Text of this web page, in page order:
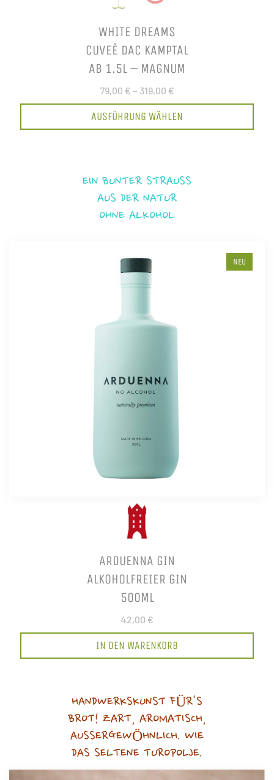
WHITE DREAMS
CUVEÈ DAC KAMPTAL
AB 1.5L – MAGNUM
79,00 € – 319,00 €
AUSFÜHRUNG WÄHLEN
EIN BUNTER STRAUSS
AUS DER NATUR
OHNE ALKOHOL
NEU
ARDUENNA GIN
ALKOHOLFREIER GIN
500ML
42,00 €
IN DEN WARENKORB
HANDWERKSKUNST FÜR'S
BROT! ZART, AROMATISCH,
AUSSERGEWÖHNLICH. WIE
DAS SELTENE TUROPOLJE.